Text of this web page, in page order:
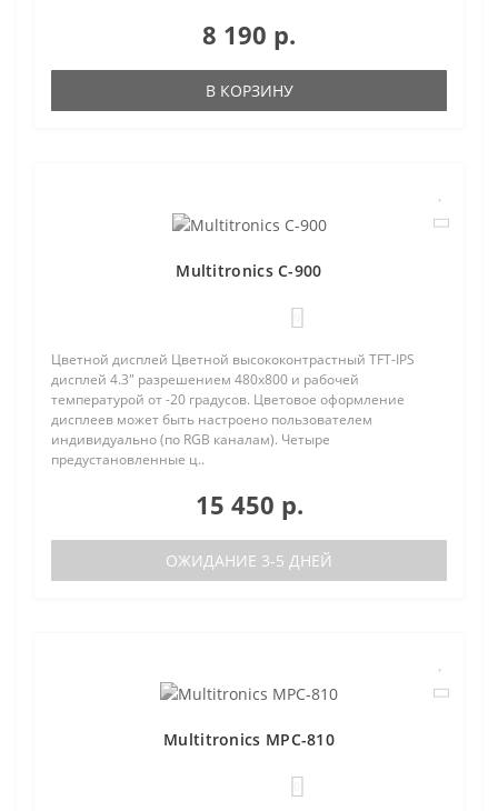
8 190 р.
В КОРЗИНУ
Multitronics C-900
Цветной дисплей Цветной высококонтрастный TFT-IPS
дисплей 4.3" разрешением 480х800 и рабочей
температурой от -20 градусов. Цветовое оформление
дисплеев может быть настроено пользователем
индивидуально (по RGB каналам). Четыре
предустановленные ц..
15 450 р.
ОЖИДАНИЕ 3-5 ДНЕЙ
Multitronics MPC-810